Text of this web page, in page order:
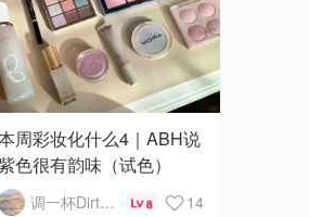
周彩妆化什么4｜ABH说
色很有韵味（试色）
调一杯DirtyMartini 8 14